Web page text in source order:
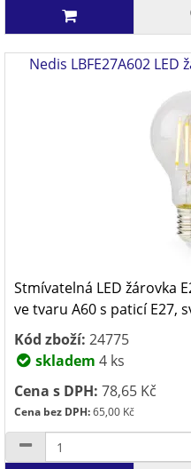
Nedis LBFE27A602
Stmívatelná LED žárovka
ve tvaru A60 s paticí E27,
Kód zboží: 24775
skladem 4 ks
Cena s DPH: 78,65 Kč
Cena bez DPH:65,00 Kč